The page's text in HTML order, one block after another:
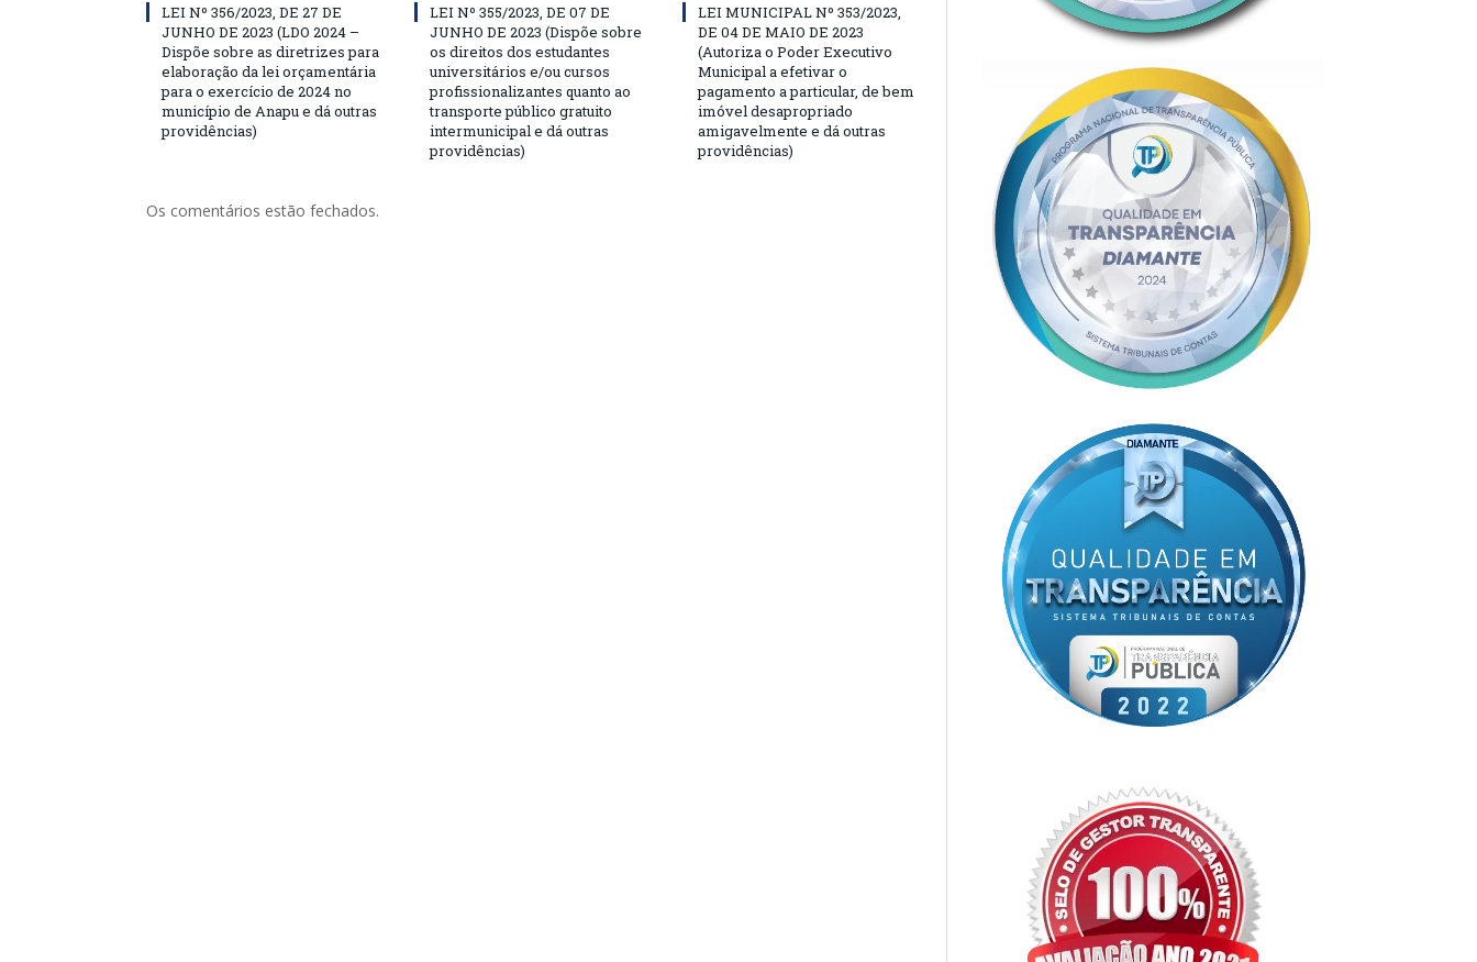
LEI Nº 356/2023, DE 27 DE
JUNHO DE 2023 (LDO 2024 –
Dispõe sobre as diretrizes para
elaboração da lei orçamentária
para o exercício de 2024 no
município de Anapu e dá outras
providências)
LEI Nº 355/2023, DE 07 DE
JUNHO DE 2023 (Dispõe sobre
os direitos dos estudantes
universitários e/ou cursos
profissionalizantes quanto ao
transporte público gratuito
intermunicipal e dá outras
providências)
LEI MUNICIPAL Nº 353/2023,
DE 04 DE MAIO DE 2023
(Autoriza o Poder Executivo
Municipal a efetivar o
pagamento a particular, de bem
imóvel desapropriado
amigavelmente e dá outras
providências)
Os comentários estão fechados.